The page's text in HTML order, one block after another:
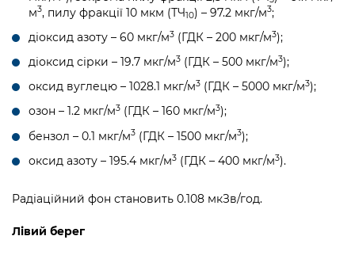
м3, пилу фракції 10 мкм (ТЧ10) – 97.2 мкг/м3;
діоксид азоту – 60 мкг/м3 (ГДК – 200 мкг/м3);
діоксид сірки – 19.7 мкг/м3 (ГДК – 500 мкг/м3);
оксид вуглецю – 1028.1 мкг/м3 (ГДК – 5000 мкг/м3);
озон – 1.2 мкг/м3 (ГДК – 160 мкг/м3);
бензол – 0.1 мкг/м3 (ГДК – 1500 мкг/м3);
оксид азоту – 195.4 мкг/м3 (ГДК – 400 мкг/м3).
Радіаційний фон становить 0.108 мкЗв/год.
Лівий берег